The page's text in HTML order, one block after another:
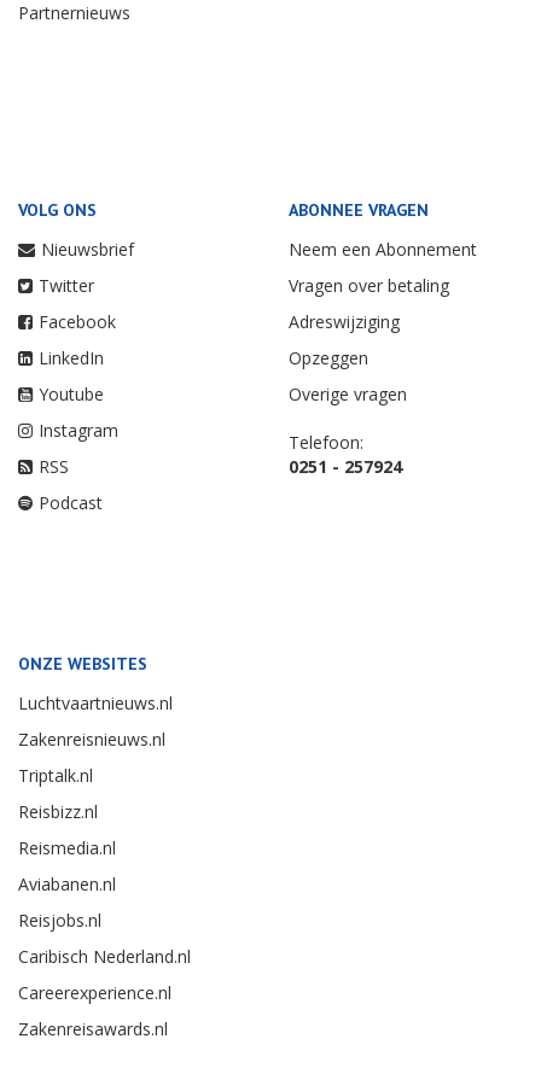
Partnernieuws
VOLG ONS
Nieuwsbrief
Twitter
Facebook
LinkedIn
Youtube
Instagram
RSS
Podcast
ABONNEE VRAGEN
Neem een Abonnement
Vragen over betaling
Adreswijziging
Opzeggen
Overige vragen
Telefoon:
0251 - 257924
ONZE WEBSITES
Luchtvaartnieuws.nl
Zakenreisnieuws.nl
Triptalk.nl
Reisbizz.nl
Reismedia.nl
Aviabanen.nl
Reisjobs.nl
Caribisch Nederland.nl
Careerexperience.nl
Zakenreisawards.nl